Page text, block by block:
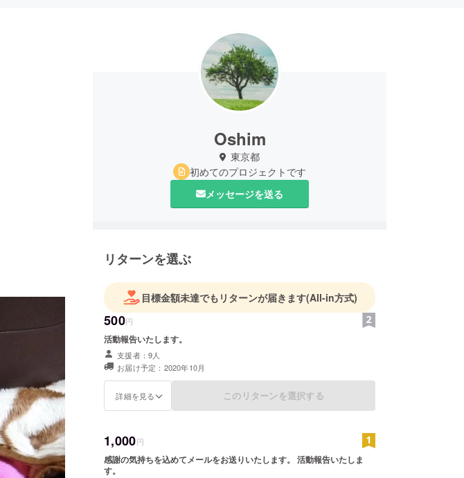
Oshim
東京都
初めてのプロジェクトです
メッセージを送る
リターンを選ぶ
目標金額未達でもリターンが届きます(All-in方式)
500円
活動報告いたします。
支援者：9人
お届け予定：2020年10月
詳細を見る このリターンを選択する
1,000円
感謝の気持ちを込めてメールをお送りいたします。 活動報告いたしま
す。